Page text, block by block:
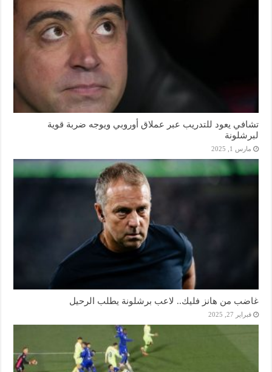
تشافي يعود للتدريب عبر عملاق أوروبي ويوجه ضربة قوية
لبرشلونة
مارس 1, 2025
غاضب من هانز فليك.. لاعب برشلونة يطلب الرحيل
فبراير 27, 2025